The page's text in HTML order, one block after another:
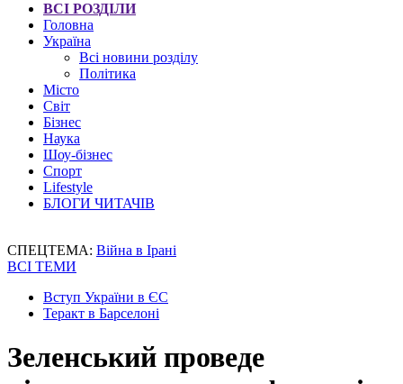
ВСІ РОЗДІЛИ
Головна
Україна
Всі новини розділу
Політика
Місто
Світ
Бізнес
Наука
Шоу-бізнес
Спорт
Lifestyle
БЛОГИ ЧИТАЧІВ
СПЕЦТЕМА: Війна в Ірані
ВСІ ТЕМИ
Вступ України в ЄС
Теракт в Барселоні
Зеленський проведе